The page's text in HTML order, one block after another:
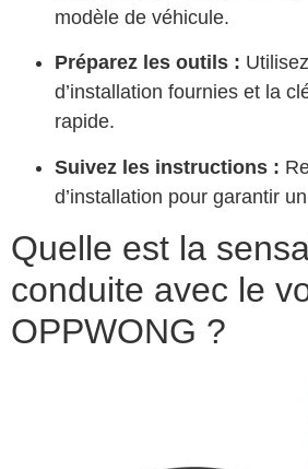
modèle de véhicule.
Préparez les outils :
d’installation fournies et la
rapide.
Suivez les instructions :
d’installation pour garantir
Quelle est la
conduite avec le
OPPWONG ?